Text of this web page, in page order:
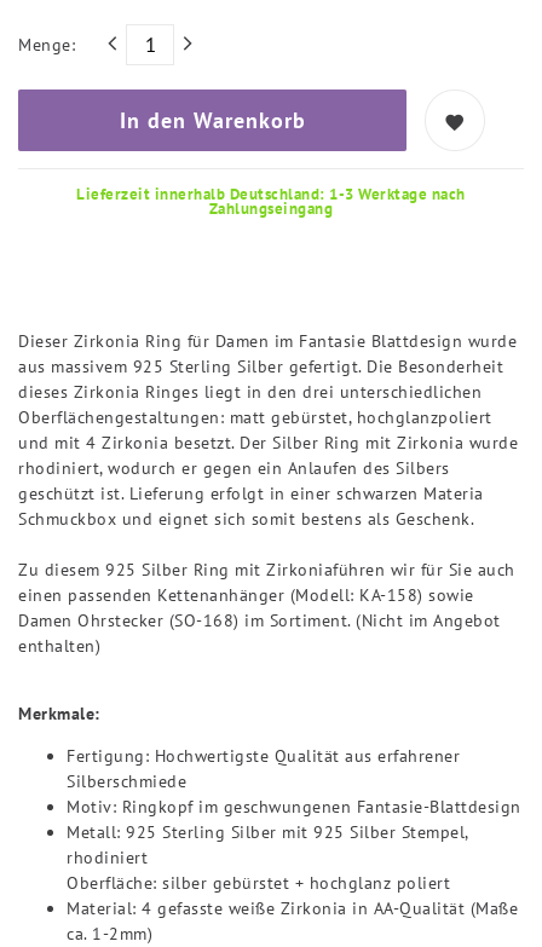
Menge:
In den Warenkorb
Lieferzeit innerhalb Deutschland: 1-3 Werktage nach
Zahlungseingang
Dieser Zirkonia Ring für Damen im Fantasie Blattdesign wurde
aus massivem 925 Sterling Silber gefertigt. Die Besonderheit
dieses Zirkonia Ringes liegt in den drei unterschiedlichen
Oberflächengestaltungen: matt gebürstet, hochglanzpoliert
und mit 4 Zirkonia besetzt. Der Silber Ring mit Zirkonia wurde
rhodiniert, wodurch er gegen ein Anlaufen des Silbers
geschützt ist. Lieferung erfolgt in einer schwarzen Materia
Schmuckbox und eignet sich somit bestens als Geschenk.
Zu diesem 925 Silber Ring mit Zirkoniaführen wir für Sie auch
einen passenden Kettenanhänger (Modell: KA-158) sowie
Damen Ohrstecker (SO-168) im Sortiment. (Nicht im Angebot
enthalten)
Merkmale:
Fertigung: Hochwertigste Qualität aus erfahrener
Silberschmiede
Motiv: Ringkopf im geschwungenen Fantasie-Blattdesign
Metall: 925 Sterling Silber mit 925 Silber Stempel,
rhodiniert
Oberfläche: silber gebürstet + hochglanz poliert
Material: 4 gefasste weiße Zirkonia in AA-Qualität (Maße
ca. 1-2mm)